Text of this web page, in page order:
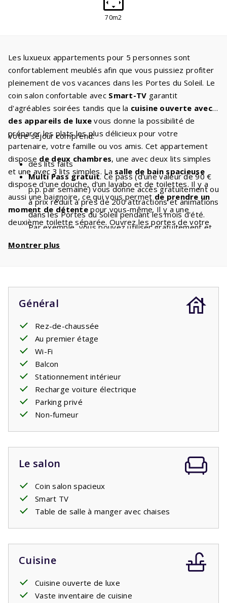
70m2
Les luxueux appartements pour 5 personnes sont
confortablement meublés afin que vous puissiez profiter
pleinement de vos vacances dans les Portes du Soleil. Le
coin salon confortable avec Smart-TV garantit
d'agréables soirées tandis que la cuisine ouverte avec
des appareils de luxe vous donne la possibilité de
préparer les plats les plus délicieux pour votre
partenaire, votre famille ou vos amis. Cet appartement
dispose de deux chambres, une avec deux lits simples
et une avec 3 lits simples. La salle de bain spacieuse
dispose d'une douche, d'un lavabo et de toilettes. Il y a
aussi une baignoire, ce qui vous permet de prendre un
moment de détente pour vous-même. Il y a une
deuxième toilette séparée. Ouvrez les portes de votre
La différence avec le 5 pers confort est que le 5 pers
Votre séjour comprend:
des lits faits
Multi Pass gratuit. Ce pass (d'une valeur de 90 €
p.p. par semaine) vous donne accès gratuitement ou
à prix réduit à près de 200 attractions et animations
dans les Portes du Soleil pendant les mois d'été.
Par exemple, vous pouvez utiliser gratuitement et
les téléphériques
réservez 2 semaines !
Montrer plus
Général
Rez-de-chaussée
Au premier étage
Wi-Fi
Balcon
Stationnement intérieur
Recharge voiture électrique
Parking privé
Non-fumeur
Le salon
Coin salon spacieux
Smart TV
Table de salle à manger avec chaises
Cuisine
Cuisine ouverte de luxe
Vaste inventaire de cuisine